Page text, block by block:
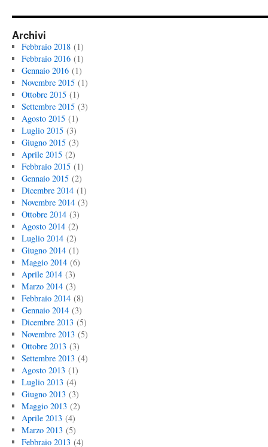
Archivi
Febbraio 2018(1)
Febbraio 2016(1)
Gennaio 2016(1)
Novembre 2015(1)
Ottobre 2015(1)
Settembre 2015(3)
Agosto 2015(1)
Luglio 2015(3)
Giugno 2015(3)
Aprile 2015(2)
Febbraio 2015(1)
Gennaio 2015(2)
Dicembre 2014(1)
Novembre 2014(3)
Ottobre 2014(3)
Agosto 2014(2)
Luglio 2014(2)
Giugno 2014(1)
Maggio 2014(6)
Aprile 2014(3)
Marzo 2014(3)
Febbraio 2014(8)
Gennaio 2014(3)
Dicembre 2013(5)
Novembre 2013(5)
Ottobre 2013(3)
Settembre 2013(4)
Agosto 2013(1)
Luglio 2013(4)
Giugno 2013(3)
Maggio 2013(2)
Aprile 2013(4)
Marzo 2013(5)
Febbraio 2013(4)